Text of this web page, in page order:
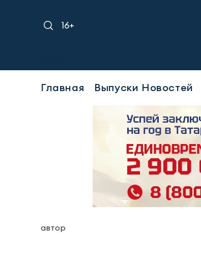
16+
Главная Выпуски Новостей
автор